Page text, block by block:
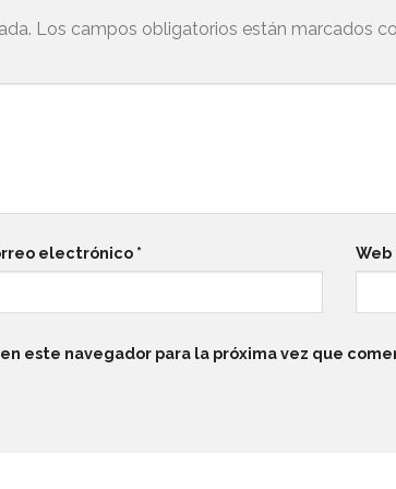
Los campos obligatorios están marcados
electrónico * Web
este navegador para la próxima vez que